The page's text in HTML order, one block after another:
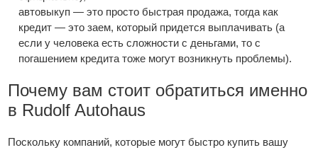
автовыкуп — это просто быстрая продажа, тогда как
кредит — это заем, который придется выплачивать (а
если у человека есть сложности с деньгами, то с
погашением кредита тоже могут возникнуть проблемы).
Почему вам стоит обратиться именно
в Rudolf Autohaus
Поскольку компаний, которые могут быстро купить вашу